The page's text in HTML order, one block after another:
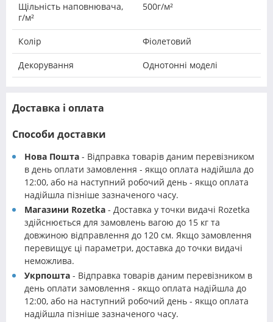
Щільність наповнювача,
г/м²
500г/м²
Колір Фіолетовий
Декорування Однотонні моделі
Доставка і оплата
Способи доставки
Нова Пошта - Відправка товарів даним перевізником
в день оплати замовлення - якщо оплата надійшла до
12:00, або на наступний робочий день - якщо оплата
надійшла пізніше зазначеного часу.
Магазини Rozetka - Доставка у точки видачі Rozetka
здійснюється для замовлень вагою до 15 кг та
довжиною відправлення до 120 см. Якщо замовлення
перевищує ці параметри, доставка до точки видачі
неможлива.
Укрпошта - Відправка товарів даним перевізником в
день оплати замовлення - якщо оплата надійшла до
12:00, або на наступний робочий день - якщо оплата
надійшла пізніше зазначеного часу.